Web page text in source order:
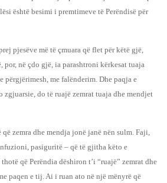
është besimi i premtimeve të Perëndisë për
pjesëve më të çmuara që flet për këtë gjë,
por, në çdo gjë, ia parashtroni kërkesat tuaja
përgjërimesh, me falënderim. Dhe paqja e
zgjuarsie, do të ruajë zemrat tuaja dhe mendjet
zemra dhe mendja jonë janë nën sulm. Faji,
pasiguritë – që të gjitha këto e
që Perëndia dëshiron t’i “ruajë” zemrat dhe
paqen e tij. Ai i ruan ato në një mënyrë që